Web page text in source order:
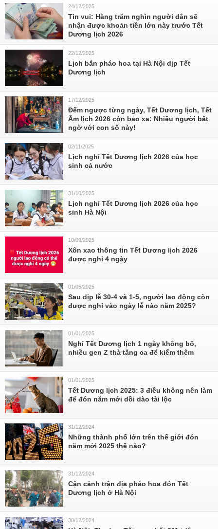
24/12/2025
Tin vui: Hàng trăm nghìn người dân sẽ
nhận được khoản tiền lớn này trước Tết
Dương lịch 2026
22/12/2025
Lịch bắn pháo hoa tại Hà Nội dịp Tết
Dương lịch
17/12/2025
Đếm ngược từng ngày, Tết Dương lịch, Tết
Âm lịch 2026 còn bao xa: Nhiều người bất
ngờ với con số này!
02/11/2025
Lịch nghỉ Tết Dương lịch 2026 của học
sinh cả nước
31/10/2025
Lịch nghỉ Tết Dương lịch 2026 của học
sinh Hà Nội
10/09/2025
Xôn xao thông tin Tết Dương lịch 2026
được nghỉ 4 ngày
01/05/2025
Sau dịp lễ 30-4 và 1-5, người lao động còn
được nghỉ vào ngày lễ nào năm 2025?
01/01/2025
Nghỉ Tết Dương lịch 1 ngày không bõ,
nhiều gen Z thà tăng ca để kiếm thêm
01/01/2025
Tết Dương lịch 2025: 3 điều không nên làm
để đón năm mới dồi dào tài lộc
31/12/2024
Những thành phố lớn trên thế giới đón
năm mới 2025 thế nào?
31/12/2024
Cận cảnh trận địa pháo hoa đón Tết
Dương lịch ở Hà Nội
30/12/2024